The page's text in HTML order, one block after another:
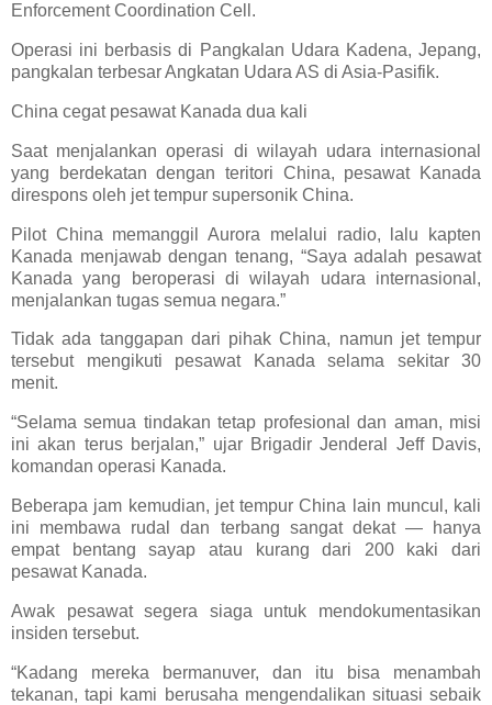
Enforcement Coordination Cell.
Operasi ini berbasis di Pangkalan Udara Kadena, Jepang,
pangkalan terbesar Angkatan Udara AS di Asia-Pasifik.
China cegat pesawat Kanada dua kali
Saat menjalankan operasi di wilayah udara internasional
yang berdekatan dengan teritori China, pesawat Kanada
direspons oleh jet tempur supersonik China.
Pilot China memanggil Aurora melalui radio, lalu kapten
Kanada menjawab dengan tenang, “Saya adalah pesawat
Kanada yang beroperasi di wilayah udara internasional,
menjalankan tugas semua negara.”
Tidak ada tanggapan dari pihak China, namun jet tempur
tersebut mengikuti pesawat Kanada selama sekitar 30
menit.
“Selama semua tindakan tetap profesional dan aman, misi
ini akan terus berjalan,” ujar Brigadir Jenderal Jeff Davis,
komandan operasi Kanada.
Beberapa jam kemudian, jet tempur China lain muncul, kali
ini membawa rudal dan terbang sangat dekat — hanya
empat bentang sayap atau kurang dari 200 kaki dari
pesawat Kanada.
Awak pesawat segera siaga untuk mendokumentasikan
insiden tersebut.
“Kadang mereka bermanuver, dan itu bisa menambah
tekanan, tapi kami berusaha mengendalikan situasi sebaik